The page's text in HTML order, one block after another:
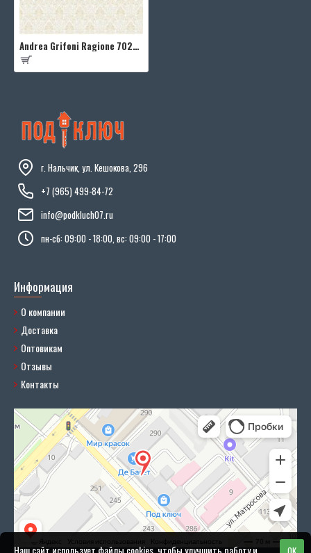
Andrea Grifoni Ragione 7023-2
г. Нальчик, ул. Кешокова, 296
+7 (965) 499-84-72
info@podkluch07.ru
пн-сб: 09:00 - 18:00, вс: 09:00 - 17:00
Информация
О компании
Доставка
Оптовикам
Отзывы
Контакты
Наш сайт использует файлы cookies, чтобы улучшить работу и